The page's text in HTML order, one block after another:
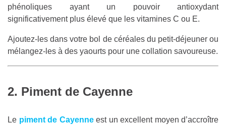
phénoliques ayant un pouvoir antioxydant
significativement plus élevé que les vitamines C ou E.
Ajoutez-les dans votre bol de céréales du petit-déjeuner ou
mélangez-les à des yaourts pour une collation savoureuse.
2. Piment de Cayenne
Le piment de Cayenneest un excellent moyen d’accroître